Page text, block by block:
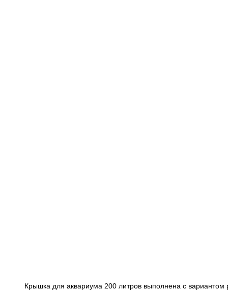
Крышка для аквариума 200 литров выполнена с вариантом